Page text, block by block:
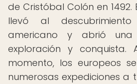
de Cristóbal Colón en 1492.
llevó al
americano y abrió
exploración y
momento, los europeos
numerosas expediciones a